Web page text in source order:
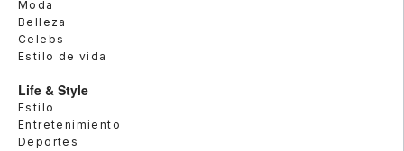
Moda
Belleza
Celebs
Estilo de vida
Life & Style
Estilo
Entretenimiento
Deportes